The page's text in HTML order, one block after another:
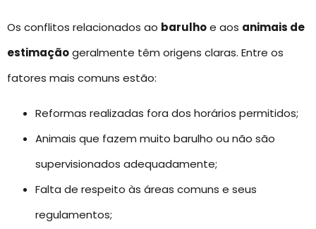
Os conflitos relacionados ao barulhoe aos animais de
estimaçãogeralmente têm origens claras. Entre os
fatores mais comuns estão:
Reformas realizadas fora dos horários permitidos;
Animais que fazem muito barulho ou não são
supervisionados adequadamente;
Falta de respeito às áreas comuns e seus
regulamentos;